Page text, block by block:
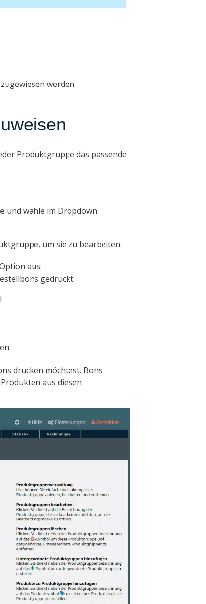
werden.
Produktgruppe das passende
und wähle im Dropdown
um sie zu bearbeiten.
aus:
gedruckt
drucken möchtest. Bons
aus diesen